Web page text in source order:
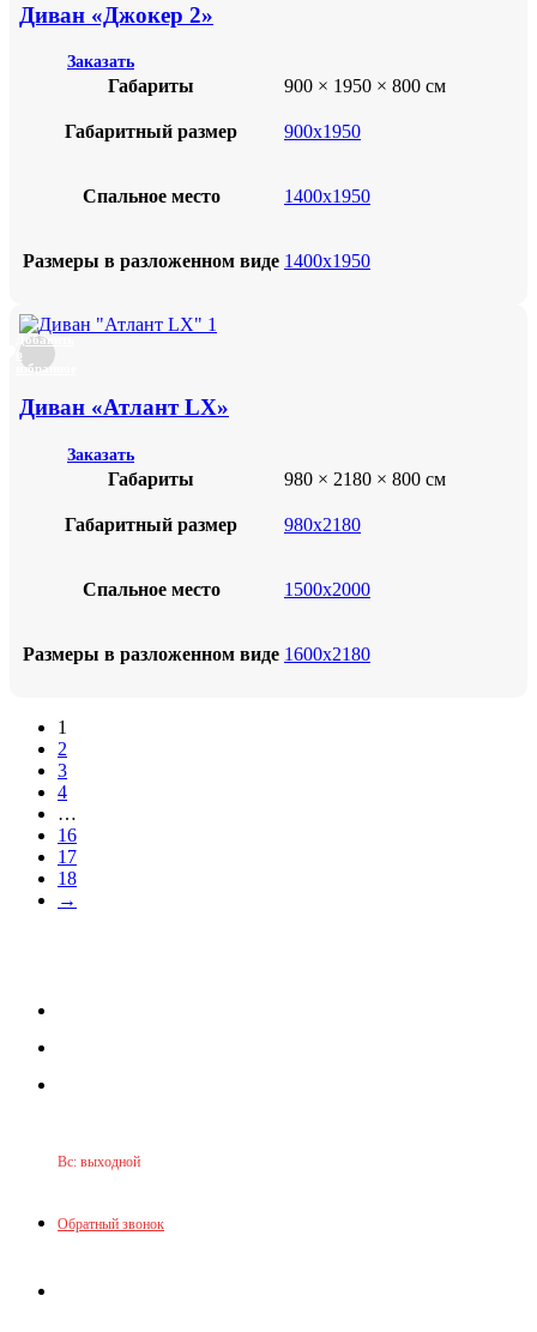
Диван «Джокер 2»
Заказать
Габариты 900 × 1950 × 800 см
Габаритный размер 900х1950
Спальное место 1400х1950
Размеры в разложенном виде 1400х1950
Добавить
в
избранное
Диван «Атлант LX»
Заказать
Габариты 980 × 2180 × 800 см
Габаритный размер 980х2180
Спальное место 1500х2000
Размеры в разложенном виде 1600х2180
1
2
3
4
…
16
17
18
→
Вс: выходной
Обратный звонок